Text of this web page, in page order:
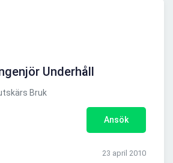
Underhåll
Bruk
Ansök
23 april 2010